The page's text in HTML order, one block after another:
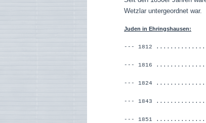
Wetzlar untergeordnet war.
Juden in Ehringshausen:
--- 1812
--- 1816
--- 1824
--- 1843
--- 1851